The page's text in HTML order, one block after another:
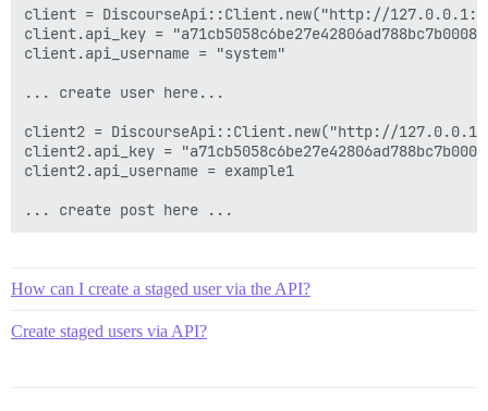
client = DiscourseApi::Client.new("http://
client.api_key =
client.api_username = "system"
... create user here...
client2 = DiscourseApi::Client.new("http://
client2.api_key =
client2.api_username = example1
How can I create a staged user via the API?
Create staged users via API?